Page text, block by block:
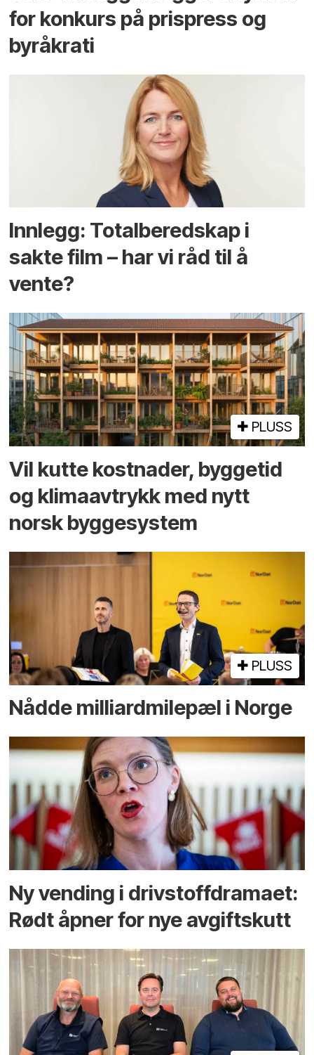
for konkurs på prispress og
byråkrati
Innlegg: Totalberedskap i
sakte film – har vi råd til å
vente?
PLUSS
Vil kutte kostnader, byggetid
og klima­avtrykk med nytt
norsk bygge­system
PLUSS
Nådde milliard­­milepæl i Norge
Ny vending i drivstoffdramaet:
Rødt åpner for nye avgiftskutt